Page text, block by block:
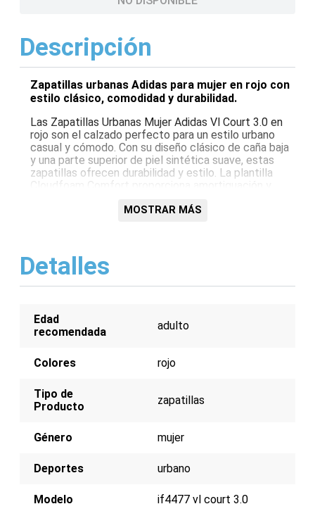
Descripción
Zapatillas urbanas Adidas para mujer en rojo con
estilo clásico, comodidad y durabilidad.
Las Zapatillas Urbanas Mujer Adidas Vl Court 3.0 en
rojo son el calzado perfecto para un estilo urbano
casual y cómodo. Con su diseño clásico de caña baja
y una parte superior de piel sintética suave, estas
zapatillas ofrecen durabilidad y estilo. La plantilla
Cloudfoam Comfort proporciona amortiguación y
de goma ofrece agarre y tracción. Su color rojo
Características:
Diseño de caña baja
Suela de goma
Color rojo vibrante
MOSTRAR MÁS
Detalles
Edad
recomendada
adulto
Colores rojo
Tipo de
Producto
zapatillas
Género mujer
Deportes urbano
Modelo if4477 vl court 3.0